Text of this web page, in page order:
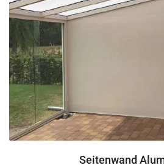
Seitenwand